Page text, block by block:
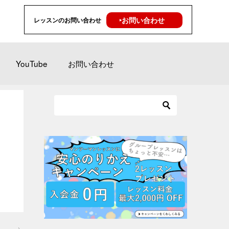
レッスンのお問い合わせ ‣お問い合わせ
YouTube お問い合わせ